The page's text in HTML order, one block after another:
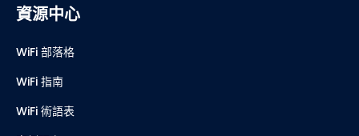
資源中心
WiFi 部落格
WiFi 指南
WiFi 術語表